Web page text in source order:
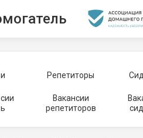
Репетиторы
Вакансии
репетиторов